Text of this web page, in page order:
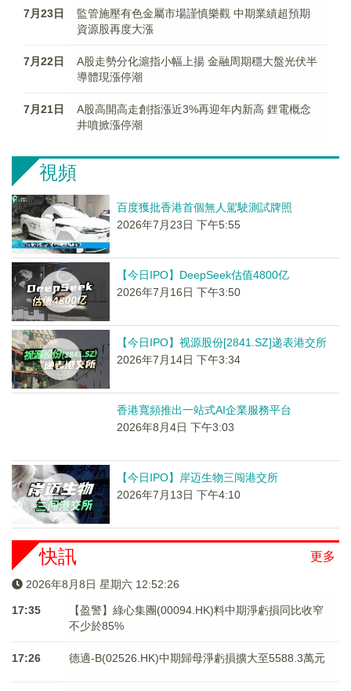
7月23日
監管施壓有色金屬市場謹慎樂觀 中期業績超預期
資源股再度大漲
7月22日
A股走勢分化滬指小幅上揚 金融周期穩大盤光伏半
導體現漲停潮
7月21日
A股高開高走創指漲近3%再迎年内新高 鋰電概念
井噴掀漲停潮
視頻
百度獲批香港首個無人駕駛測試牌照
2026年7月23日 下午5:55
【今日IPO】DeepSeek估值4800亿
2026年7月16日 下午3:50
【今日IPO】视源股份[2841.SZ]递表港交所
2026年7月14日 下午3:34
香港寬頻推出一站式AI企業服務平台
2026年8月4日 下午3:03
【今日IPO】岸迈生物三闯港交所
2026年7月13日 下午4:10
更多
快訊
2026年8月8日 星期六 12:52:26
17:35
【盈警】綠心集團(00094.HK)料中期淨虧損同比收窄
不少於85%
17:26 德適-B(02526.HK)中期歸母淨虧損擴大至5588.3萬元